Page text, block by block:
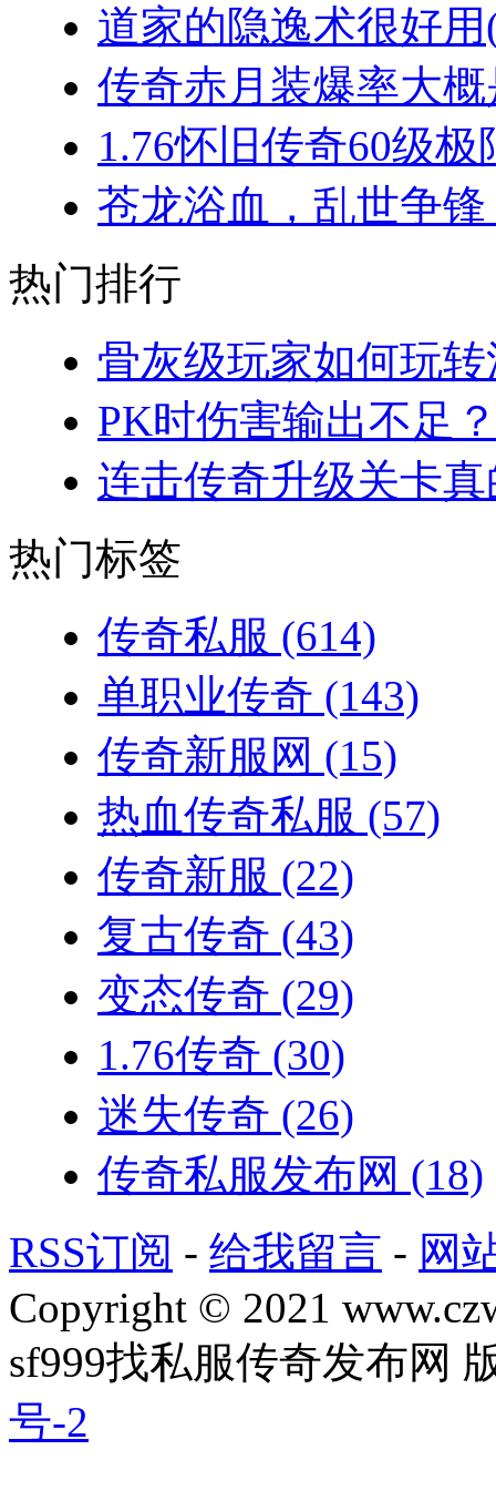
道家的隐逸术很好用
传奇赤月装爆率大
1.76怀旧传奇60级
苍龙浴血，乱世争
热门排行
骨灰级玩家如何玩
PK时伤害输出不足
连击传奇升级关卡
热门标签
传奇私服 (614)
单职业传奇 (143)
传奇新服网 (15)
热血传奇私服 (57)
传奇新服 (22)
复古传奇 (43)
变态传奇 (29)
1.76传奇 (30)
迷失传奇 (26)
传奇私服发布网 (18)
RSS订阅 - 给我留言 - 网
Copyright © 2021
sf999找私服传奇发布网
号-2